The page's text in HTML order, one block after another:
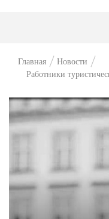
Главная
Новости
Работники